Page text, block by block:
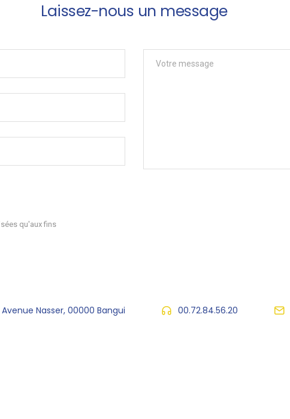
Laissez-nous un message
qu'aux fins
Nasser, 00000 Bangui 00.72.84.56.20